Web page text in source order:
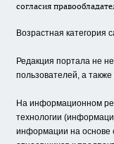
согласия
Возрастная категория
Редакция портала не
пользователей, а
На информационном
технологии
информации на основе